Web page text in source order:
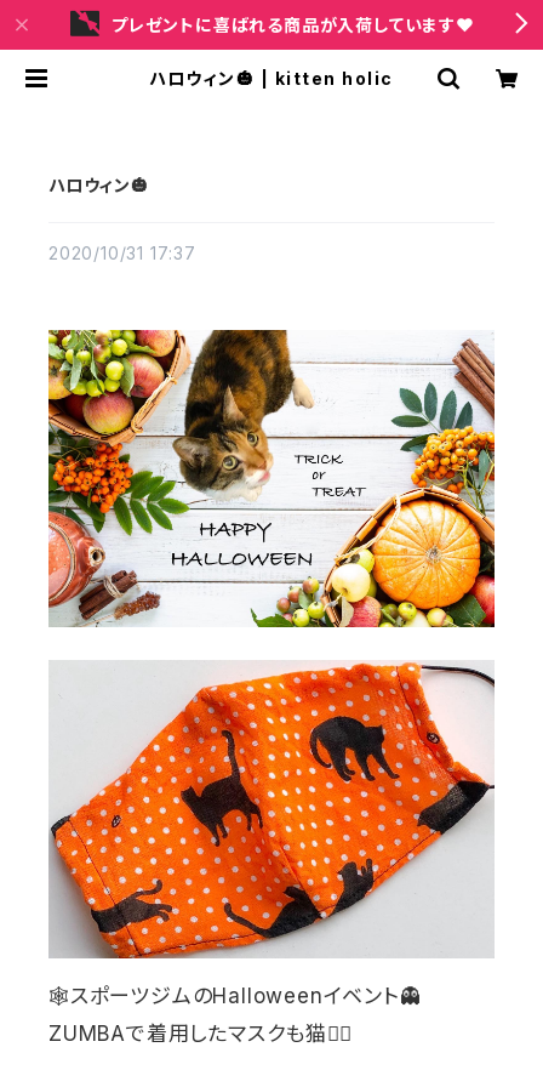
プレゼントに喜ばれる商品が入荷しています❤
ハロウィン🎃 | kitten holic
ハロウィン🎃
2020/10/31 17:37
🕸スポーツジムのHalloweenイベント👻
ZUMBAで着用したマスクも猫👯‍♂️